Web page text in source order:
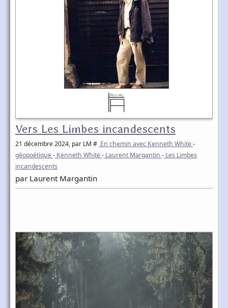
Vers Les Limbes incandescents
21 décembre 2024, par LM # En chemin avec Kenneth White-
géopoétique- Kenneth White- Laurent Margantin - Les Limbes
incandescents
par Laurent Margantin